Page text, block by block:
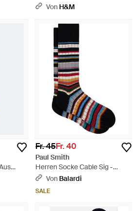
Von H&M
Fr. 45Fr. 40
Paul Smith
Herren Socke Cable Sig -
Schwarz
Von Balardi
SALE